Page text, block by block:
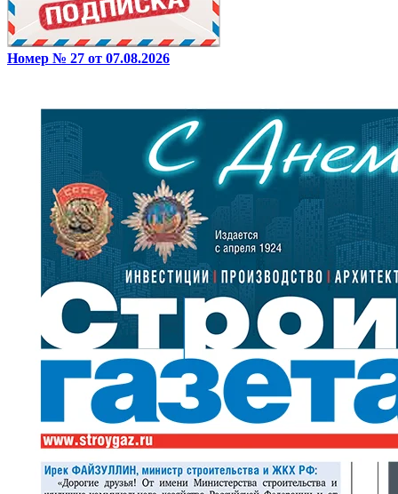
Номер № 27 от 07.08.2026